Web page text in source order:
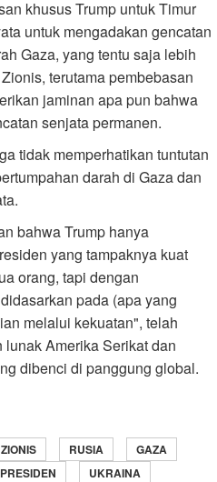
khusus Trump untuk Timur
untuk mengadakan gencatan
Gaza, yang tentu saja lebih
terutama pembebasan
jaminan apa pun bahwa
senjata permanen.
tidak memperhatikan tuntutan
darah di Gaza dan
bahwa Trump hanya
yang tampaknya kuat
orang, tapi dengan
pada (apa yang
melalui kekuatan", telah
Amerika Serikat dan
dibenci di panggung global.
RUSIA
GAZA
PRESIDEN
UKRAINA